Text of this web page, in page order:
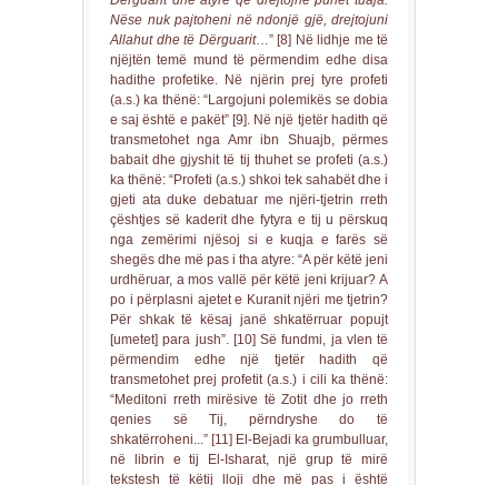
Nëse nuk pajtoheni në ndonjë gjë, drejtojuni
Allahut dhe të Dërguarit…” [8] Në lidhje me të
njëjtën temë mund të përmendim edhe disa
hadithe profetike. Në njërin prej tyre profeti
(a.s.) ka thënë: “Largojuni polemikës se dobia
e saj është e pakët” [9]. Në një tjetër hadith që
transmetohet nga Amr ibn Shuajb, përmes
babait dhe gjyshit të tij thuhet se profeti (a.s.)
ka thënë: “Profeti (a.s.) shkoi tek sahabët dhe i
gjeti ata duke debatuar me njëri-tjetrin rreth
çështjes së kaderit dhe fytyra e tij u përskuq
nga zemërimi njësoj si e kuqja e farës së
shegës dhe më pas i tha atyre: “A për këtë jeni
urdhëruar, a mos vallë për këtë jeni krijuar? A
po i përplasni ajetet e Kuranit njëri me tjetrin?
Për shkak të kësaj janë shkatërruar popujt
[umetet] para jush”. [10] Së fundmi, ja vlen të
përmendim edhe një tjetër hadith që
transmetohet prej profetit (a.s.) i cili ka thënë:
“Meditoni rreth mirësive të Zotit dhe jo rreth
qenies së Tij, përndryshe do të
shkatërroheni...” [11] El-Bejadi ka grumbulluar,
në librin e tij El-Isharat, një grup të mirë
tekstesh të këtij lloji dhe më pas i është